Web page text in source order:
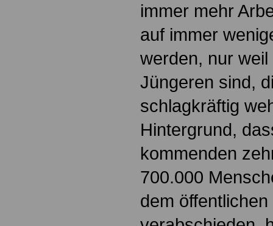
immer mehr
auf immer
werden, nur
Jüngeren sind,
schlagkräftig
Hintergrund,
kommenden
700.000
dem